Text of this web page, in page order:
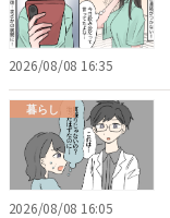
2026/08/08 16:35
暮らし
2026/08/08 16:05